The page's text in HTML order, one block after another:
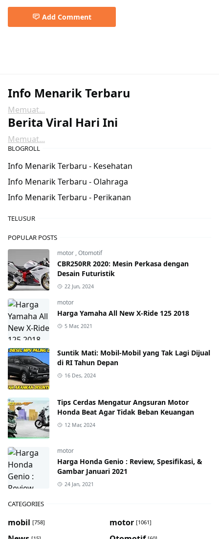
Add Comment
Info Menarik Terbaru
Memuat...
Berita Viral Hari Ini
Memuat...
BLOGROLL
Info Menarik Terbaru - Kesehatan
Info Menarik Terbaru - Olahraga
Info Menarik Terbaru - Perikanan
TELUSUR
POPULAR POSTS
motor ,Otomotif
CBR250RR 2020: Mesin Perkasa dengan
Desain Futuristik
22 Jun, 2024
motor
Harga Yamaha All New X-Ride 125 2018
5 Mar, 2021
Suntik Mati: Mobil-Mobil yang Tak Lagi Dijual
di RI Tahun Depan
16 Des, 2024
Tips Cerdas Mengatur Angsuran Motor
Honda Beat Agar Tidak Beban Keuangan
12 Mar, 2024
motor
Harga Honda Genio : Review, Spesifikasi, &
Gambar Januari 2021
24 Jan, 2021
CATEGORIES
mobil [758] motor [1061]